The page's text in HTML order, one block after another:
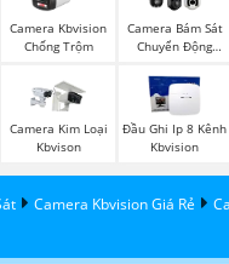
Camera Kbvision
Chống Trộm
Camera Bám Sát
Chuyển Động
Camera Kim Loại
Kbvison
Đầu Ghi Ip 8 Kênh
Kbvision
Camera Kbvision Giá Rẻ